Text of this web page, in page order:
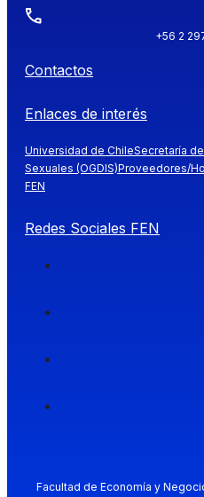
+56 2
Contactos
Enlaces de interés
Universidad de ChileSecretaría
Sexuales (OGDIS)Proveedores/
FEN
Redes Sociales FEN
Facultad de Economía y